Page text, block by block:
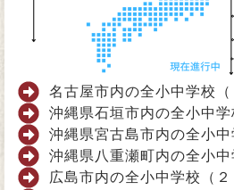
名古屋市内の全小中学校（
沖縄県石垣市内の全小中学
沖縄県宮古島市内の全小中
沖縄県八重瀬町内の全小中
広島市内の全小中学校（２